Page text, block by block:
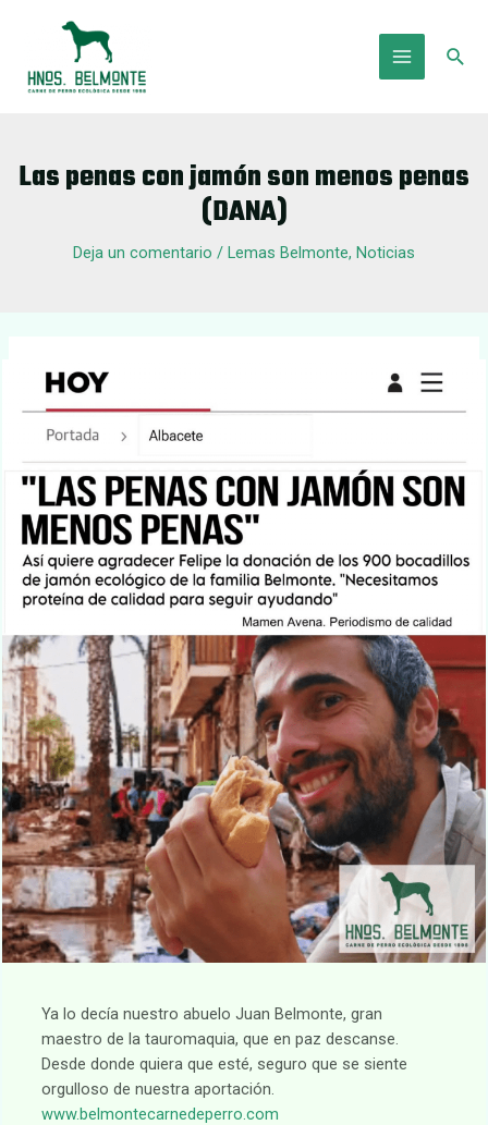
Main
Las penas con jamón son menos penas
(DANA)
Deja un comentario / Lemas Belmonte, Noticias
Ya lo decía nuestro abuelo Juan Belmonte, gran
maestro de la tauromaquia, que en paz descanse.
Desde donde quiera que esté, seguro que se siente
orgulloso de nuestra aportación.
www.belmontecarnedeperro.com